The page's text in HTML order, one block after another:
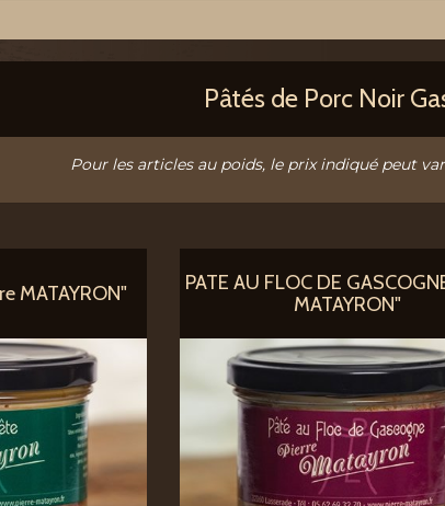
Pâtés de Porc Noir
Pour les articles au poids, le prix indiqué peut
MATAYRON"
PATE AU FLOC DE
MATAYRON"